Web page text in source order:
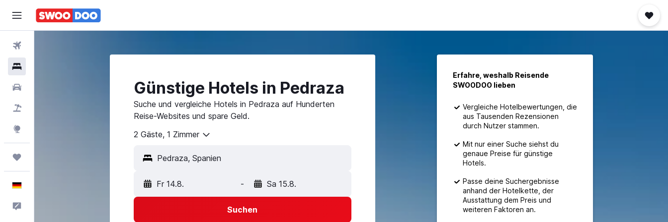
Günstige Hotels in Pedraza
Suche und vergleiche Hotels in Pedraza auf Hunderten
Reise-Websites und spare Geld.
2 Gäste, 1 Zimmer
Fr 14.8. - Sa 15.8.
Suchen
Erfahre, weshalb Reisende
SWOODOO lieben
Vergleiche Hotelbewertungen, die
aus Tausenden Rezensionen
durch Nutzer stammen.
Mit nur einer Suche siehst du
genaue Preise für günstige
Hotels.
Passe deine Suchergebnisse
anhand der Hotelkette, der
Ausstattung dem Preis und
weiteren Faktoren an.